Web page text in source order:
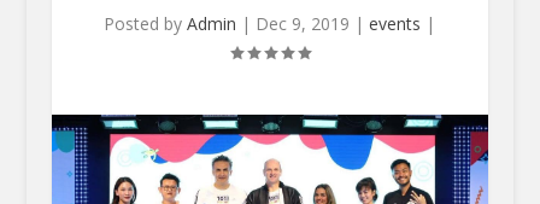
Posted byAdmin | Dec 9, 2019 |events |